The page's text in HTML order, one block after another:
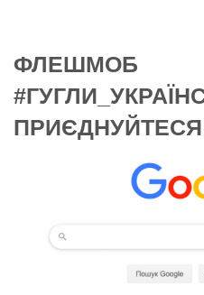
ФЛЕШМОБ